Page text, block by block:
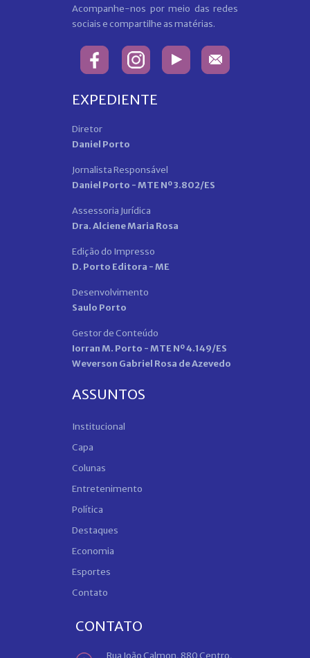
Acompanhe-nos por meio das redes
sociais e compartilhe as matérias.
EXPEDIENTE
Diretor
Daniel Porto
Jornalista Responsável
Daniel Porto - MTE Nº 3.802/ES
Assessoria Jurídica
Dra. Alciene Maria Rosa
Edição do Impresso
D. Porto Editora - ME
Desenvolvimento
Saulo Porto
Gestor de Conteúdo
Iorran M. Porto - MTE Nº 4.149/ES
Weverson Gabriel Rosa de Azevedo
ASSUNTOS
Institucional
Capa
Colunas
Entretenimento
Política
Destaques
Economia
Esportes
Contato
CONTATO
Rua João Calmon, 880 Centro,